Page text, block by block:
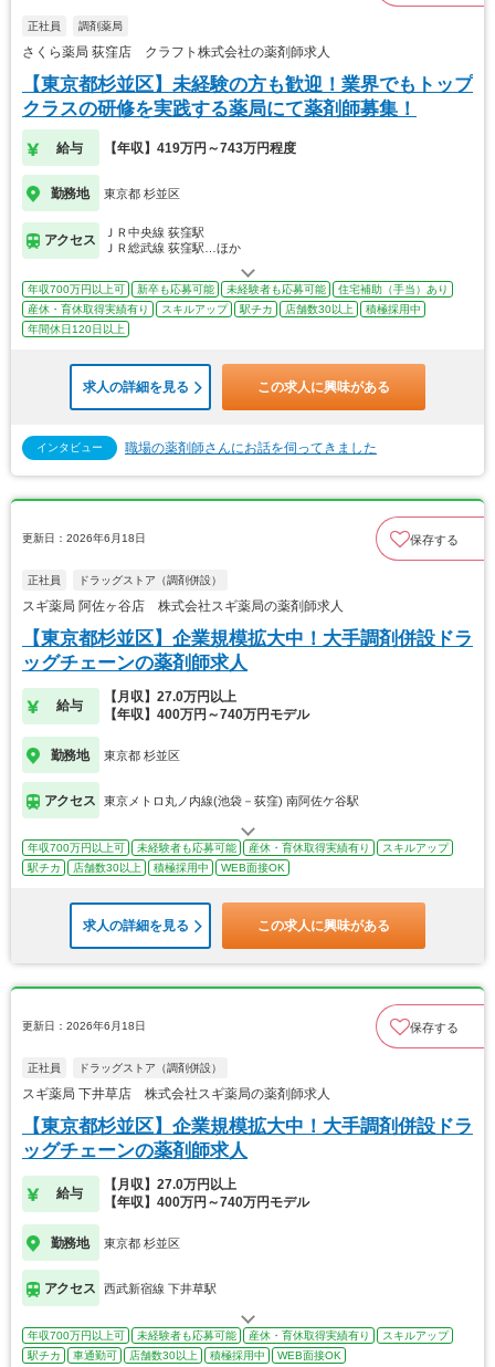
正社員 調剤薬局
さくら薬局 荻窪店 クラフト株式会社の薬剤師求人
【東京都杉並区】未経験の方も歓迎！業界でもトップ
クラスの研修を実践する薬局にて薬剤師募集！
給与 【年収】419万円～743万円程度
勤務地 東京都 杉並区
アクセス
ＪＲ中央線 荻窪駅
ＪＲ総武線 荻窪駅…ほか
年収700万円以上可 新卒も応募可能 未経験者も応募可能
住宅補助（手当）あり
産休・育休取得実績有り
スキルアップ 駅チカ 店舗数30以上
積極採用中
年間休日120日以上
求人の詳細を見る この求人に興味がある
インタビュー 職場の薬剤師さんにお話を伺ってきました
更新日：2026年6月18日 保存する
正社員 ドラッグストア（調剤併設）
スギ薬局 阿佐ヶ谷店 株式会社スギ薬局の薬剤師求人
【東京都杉並区】企業規模拡大中！大手調剤併設ドラ
ッグチェーンの薬剤師求人
給与
【月収】27.0万円以上
【年収】400万円～740万円モデル
勤務地 東京都 杉並区
アクセス 東京メトロ丸ノ内線(池袋－荻窪) 南阿佐ケ谷駅
年収700万円以上可 未経験者も応募可能 産休・育休取得実績有り
スキルアップ
駅チカ
店舗数30以上 積極採用中 WEB面接OK
求人の詳細を見る この求人に興味がある
更新日：2026年6月18日 保存する
正社員 ドラッグストア（調剤併設）
スギ薬局 下井草店 株式会社スギ薬局の薬剤師求人
【東京都杉並区】企業規模拡大中！大手調剤併設ドラ
ッグチェーンの薬剤師求人
給与
【月収】27.0万円以上
【年収】400万円～740万円モデル
勤務地 東京都 杉並区
アクセス 西武新宿線 下井草駅
年収700万円以上可 未経験者も応募可能 産休・育休取得実績有り
スキルアップ
駅チカ
車通勤可 店舗数30以上 積極採用中 WEB面接OK